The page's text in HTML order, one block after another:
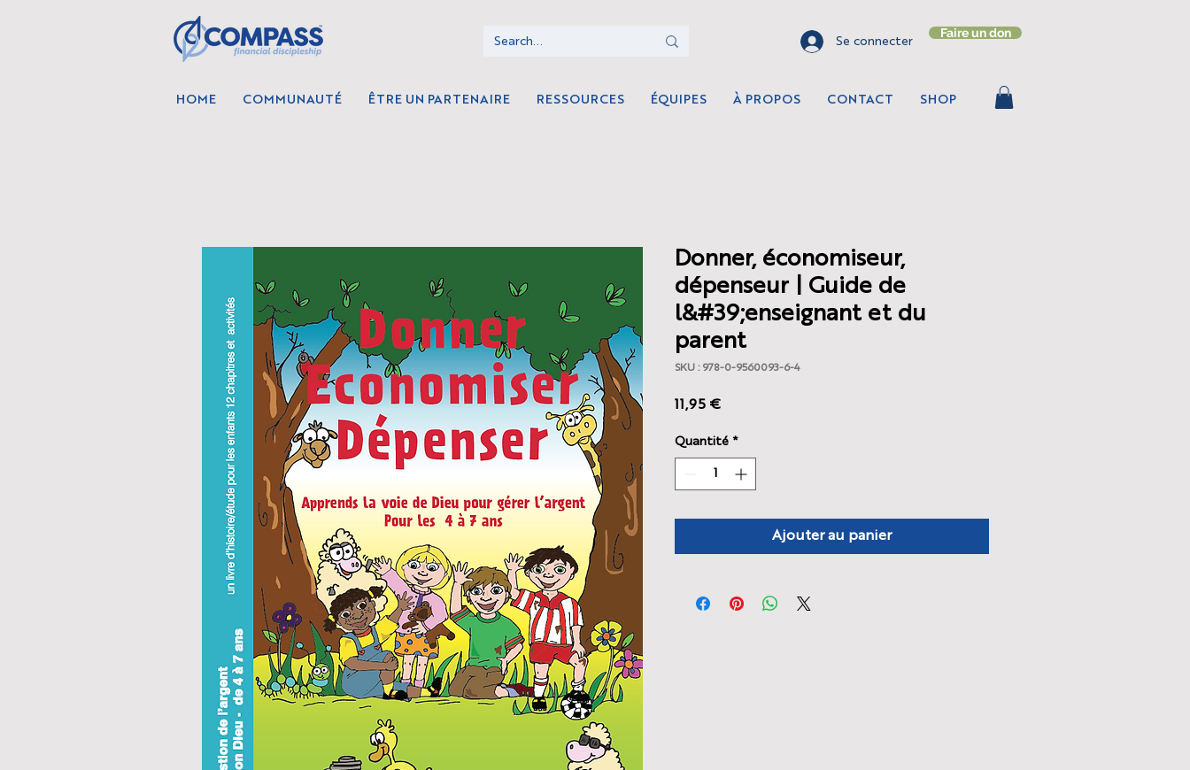
Se connecter
Faire un don
HOME COMMUNAUTÉ ÊTRE UN PARTENAIRE RESSOURCES ÉQUIPES À PROPOS CONTACT SHOP
Donner, économiseur,
dépenseur | Guide de
l&#39;enseignant et du
parent
SKU : 978-0-9560093-6-4
11,95 €Prix
Quantité *
Ajouter au panier